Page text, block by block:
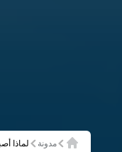
مدونة لماذا